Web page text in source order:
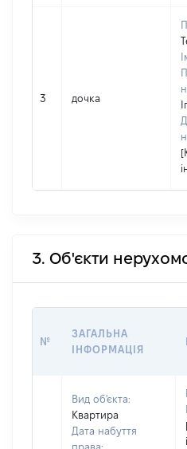
3 дочка
3. Об'єкти
№
ЗАГАЛЬНА
ІНФОРМАЦІЯ
Вид об'єкта:
Квартира
Дата набуття
права: